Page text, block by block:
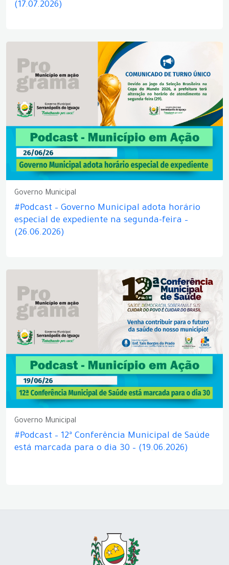
(17.07.2026)
Governo Municipal
#Podcast – Governo Municipal adota horário
especial de expediente na segunda-feira –
(26.06.2026)
Governo Municipal
#Podcast – 12ª Conferência Municipal de Saúde
está marcada para o dia 30 – (19.06.2026)